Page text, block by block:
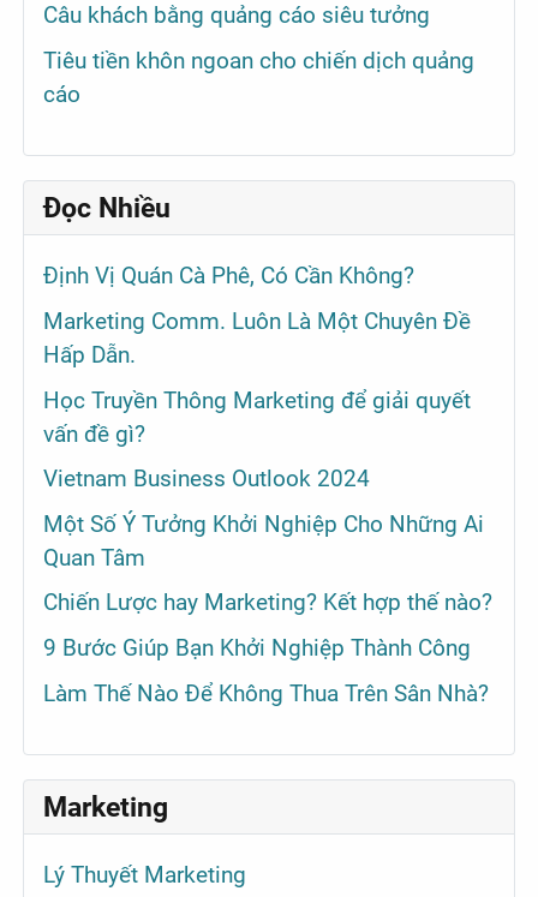
Câu khách bằng quảng cáo siêu tưởng
Tiêu tiền khôn ngoan cho chiến dịch quảng
cáo
Đọc Nhiều
Định Vị Quán Cà Phê, Có Cần Không?
Marketing Comm. Luôn Là Một Chuyên Đề
Hấp Dẫn.
Học Truyền Thông Marketing để giải quyết
vấn đề gì?
Vietnam Business Outlook 2024
Một Số Ý Tưởng Khởi Nghiệp Cho Những Ai
Quan Tâm
Chiến Lược hay Marketing? Kết hợp thế nào?
9 Bước Giúp Bạn Khởi Nghiệp Thành Công
Làm Thế Nào Để Không Thua Trên Sân Nhà?
Marketing
Lý Thuyết Marketing